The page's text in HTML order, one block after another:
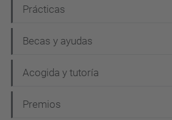
Prácticas
Becas y ayudas
Acogida y tutoría
Premios